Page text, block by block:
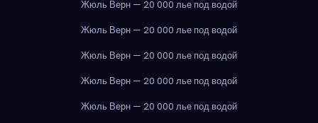
Жюль Верн — 20 000 лье под водой
Жюль Верн — 20 000 лье под водой
Жюль Верн — 20 000 лье под водой
Жюль Верн — 20 000 лье под водой
Жюль Верн — 20 000 лье под водой